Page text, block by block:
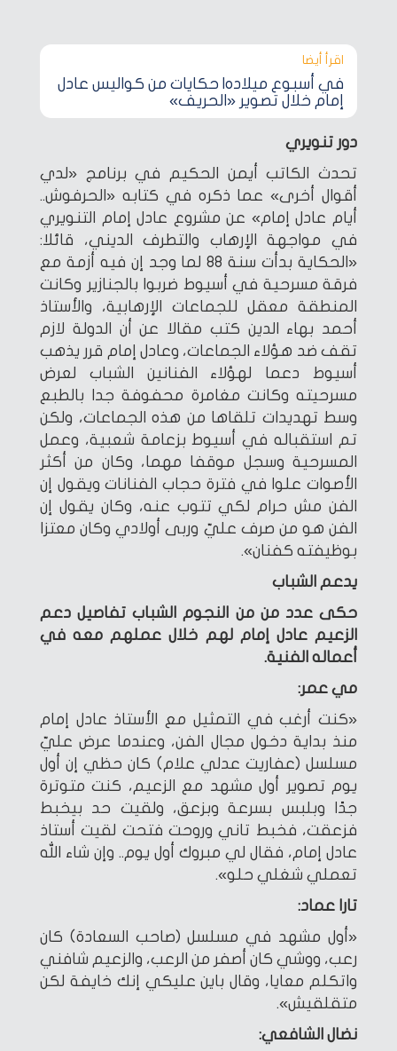
اقرأ أيضا‎
في أسبوع ميلاده| حكايات من كواليس عادل
إمام خلال تصوير «الحريف»
دور تنويري
تحدث الكاتب أيمن الحكيم في برنامج «لدي
أقوال أخرى» عما ذكره في كتابه «الحرفوش..
أيام عادل إمام» عن مشروع عادل إمام التنويري
في مواجهة الإرهاب والتطرف الديني، قائلا:
«الحكاية بدأت سنة 88 لما وجد إن فيه أزمة مع
فرقة مسرحية في أسيوط ضربوا بالجنازير وكانت
المنطقة معقل للجماعات الإرهابية، والأستاذ
أحمد بهاء الدين كتب مقالا عن أن الدولة لازم
تقف ضد هؤلاء الجماعات، وعادل إمام قرر يذهب
أسيوط دعما لهؤلاء الفنانين الشباب لعرض
مسرحيته وكانت مغامرة محفوفة جدا بالطبع
وسط تهديدات تلقاها من هذه الجماعات، ولكن
تم استقباله في أسيوط بزعامة شعبية، وعمل
المسرحية وسجل موقفا مهما، وكان من أكثر
الأصوات علوا في فترة حجاب الفنانات ويقول إن
الفن مش حرام لكي تتوب عنه، وكان يقول إن
الفن هو من صرف عليّ وربى أولادي وكان معتزا
بوظيفته كفنان».
يدعم الشباب
حكى عدد من من النجوم الشباب تفاصيل دعم
الزعيم عادل إمام لهم خلال عملهم معه في
أعماله الفنية.
مي عمر:
«كنت أرغب في التمثيل مع الأستاذ عادل إمام
منذ بداية دخول مجال الفن، وعندما عرض عليّ
مسلسل (عفاريت عدلي علام) كان حظي إن أول
يوم تصوير أول مشهد مع الزعيم، كنت متوترة
جدًا وبلبس بسرعة وبزعق، ولقيت حد بيخبط
فزعقت، فخبط تاني وروحت فتحت لقيت أستاذ
عادل إمام، فقال لي مبروك أول يوم.. وإن شاء الله
تعملي شغلي حلو».
تارا عماد:
«أول مشهد في مسلسل (صاحب السعادة) كان
رعب، ووشي كان أصفر من الرعب، والزعيم شافني
واتكلم معايا، وقال باين عليكي إنك خايفة لكن
متقلقيش».
نضال الشافعي: